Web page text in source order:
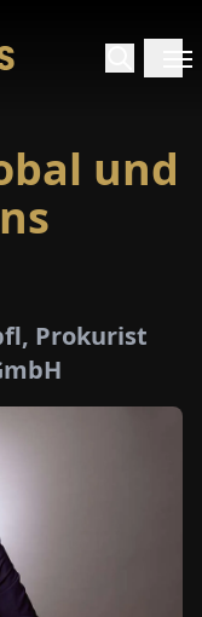
und
Prokurist